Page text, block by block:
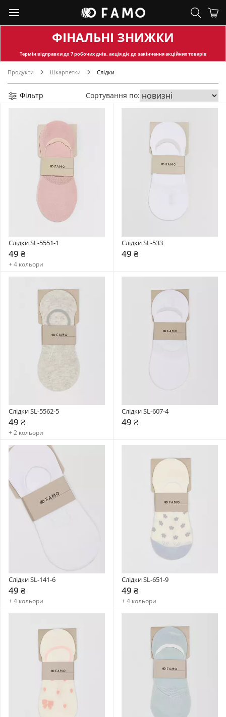
ФІНАЛЬНІ ЗНИЖКИ
Термін відправкидо 7 робочих днів, акція діє до закінчення акційних товарів
Продукти Шкарпетки Слідки
Фільтр Сортування по:
Слідки SL-5551-1
49 ₴
+ 4 кольори
Слідки SL-533
49 ₴
Слідки SL-5562-5
49 ₴
+ 2 кольори
Слідки SL-607-4
49 ₴
Слідки SL-141-6
49 ₴
+ 4 кольори
Слідки SL-651-9
49 ₴
+ 4 кольори